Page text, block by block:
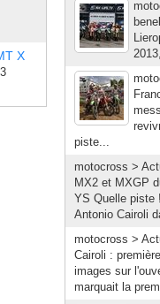
X
piste...
motocross >
MX2 et MXGP
YS Quelle piste
Antonio Cairoli
motocross >
Cairoli :
images sur
marquait la